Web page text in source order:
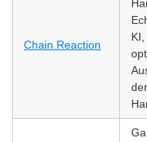
Chain Reaction